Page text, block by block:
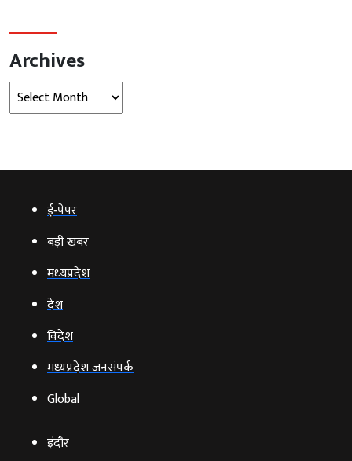
Archives
Archives
ई‑पेपर
बड़ी खबर
मध्‍यप्रदेश
देश
विदेश
मध्यप्रदेश जनसंपर्क
Global
इंदौर